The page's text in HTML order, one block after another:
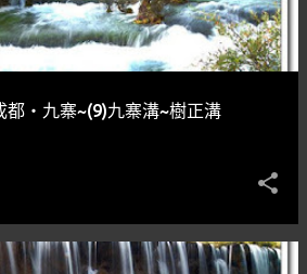
都‧九寨~(9)九寨溝~樹正溝